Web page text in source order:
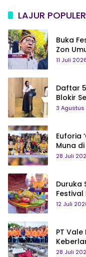
LAJUR POPULER
Buka
Zon
Status
11 Juli
Daftar
Blokir
3 Agustus
Euforia
Muna
Saya
28 Juli
Duruka
Festival
hingga
12 Juli
PT
28 Juli